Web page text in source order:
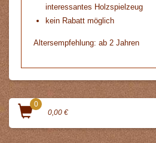
interessantes Holzspielzeug
kein Rabatt möglich
Altersempfehlung: ab 2 Jahren
0
0,00 €